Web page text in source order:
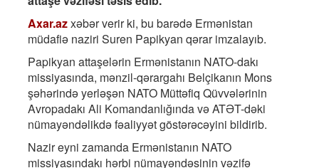
Axar.azxəbər verir ki, bu barədə Ermənistan
müdafiə naziri Suren Papikyan qərar imzalayıb.
Papikyan attaşelərin Ermənistanın NATO-dakı
missiyasında, mənzil-qərargahı Belçikanın Mons
şəhərində yerləşən NATO Müttəfiq Qüvvələrinin
Avropadakı Ali Komandanlığında və ATƏT-dəki
nümayəndəlikdə fəaliyyət göstərəcəyini bildirib.
Nazir eyni zamanda Ermənistanın NATO
missiyasındakı hərbi nümayəndəsinin vəzifə